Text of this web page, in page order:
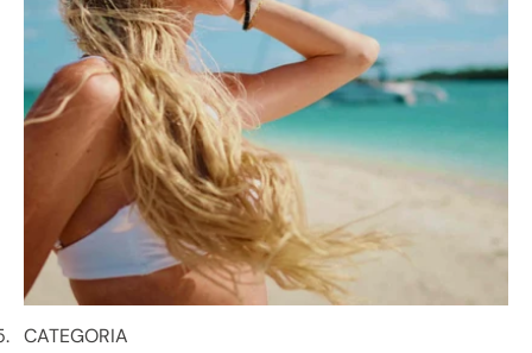
CATEGORIA
CATEGORIA